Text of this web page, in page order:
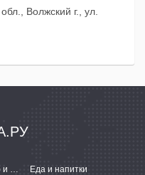
Волжский г., ул.
Строительство и ремонт
Еда и напитки